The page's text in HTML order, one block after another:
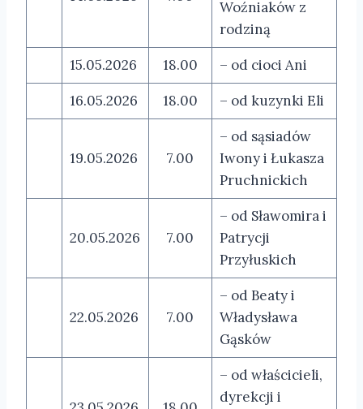
Woźniaków z
rodziną
15.05.2026
18.00
– od cioci Ani
16.05.2026
18.00 – od kuzynki Eli
19.05.2026 7.00
– od sąsiadów
Iwony i Łukasza
Pruchnickich
20.05.2026 7.00
– od Sławomira i
Patrycji
Przyłuskich
22.05.2026 7.00
– od Beaty i
Władysława
Gąsków
– od właścicieli,
dyrekcji i